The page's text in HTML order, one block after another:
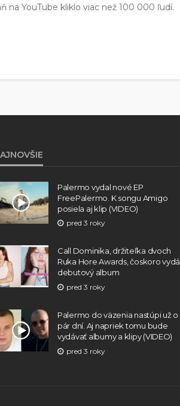
na YouTube kliklo viac než 100 000 ľudí.
Palermo vydal nové EP
FreePalermo. K songu Amigo
posiela aj klip (VIDEO)
pred 3 roky
Call Dominika, držiteľka dvoch
Ruka Hore Awards, čoskoro vydá
debutový album
pred 3 roky
Palermo do väzenia nastúpi už o
pár dní. Aj napriek tomu bude
vydávať albumy a klipy (VIDEO)
pred 3 roky